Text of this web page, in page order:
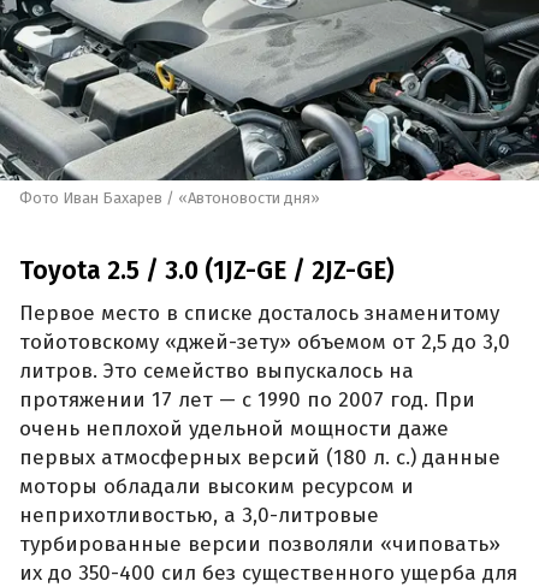
Фото Иван Бахарев / «Автоновости дня»
Toyota 2.5 / 3.0 (1JZ-GE / 2JZ-GE)
Первое место в списке досталось знаменитому
тойотовскому «джей-зету» объемом от 2,5 до 3,0
литров. Это семейство выпускалось на
протяжении 17 лет — с 1990 по 2007 год. При
очень неплохой удельной мощности даже
первых атмосферных версий (180 л. с.) данные
моторы обладали высоким ресурсом и
неприхотливостью, а 3,0-литровые
турбированные версии позволяли «чиповать»
их до 350-400 сил без существенного ущерба для